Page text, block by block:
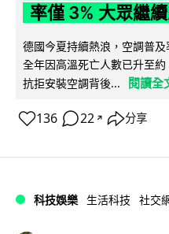
率僅 3% 大眾繼
德國今夏持續熱浪，空調普
全年因高溫死亡人數已升至
抗拒安裝空調背後...
閱讀全
136 22 ↗ 分享
科技娛樂 生活科技 社交